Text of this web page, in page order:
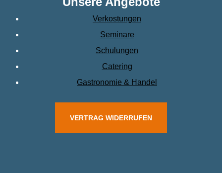
Verkostungen
Seminare
Schulungen
Catering
Gastronomie & Handel
VERTRAG WIDERRUFEN